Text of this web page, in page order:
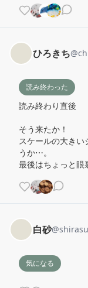
ひろきち@
読み終わった
読み終わり直後
そう来たか！
スケールの大き
うか⋯。
最後はちょっと眼
白砂@
気になる